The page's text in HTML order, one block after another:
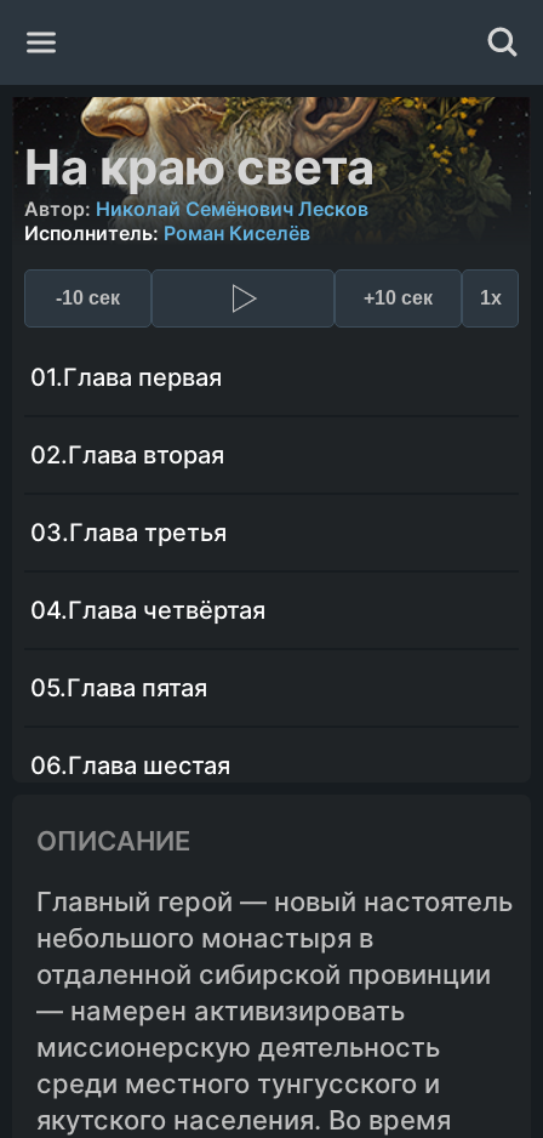
Главная
Жанры
Авторы
Исполнители
На краю света
Автор: Николай Семёнович Лесков
Исполнитель: Роман Киселёв
-10 сек +10 сек 1x
01.Глава первая
02.Глава вторая
03.Глава третья
04.Глава четвёртая
05.Глава пятая
06.Глава шестая
07.Глава седьмая
08.Глава восьмая
09.Глава девятая
10.Глава десятая
ОПИСАНИЕ
Главный герой — новый настоятель
небольшого монастыря в
отдаленной сибирской провинции
— намерен активизировать
миссионерскую деятельность
среди местного тунгусского и
якутского населения. Во время